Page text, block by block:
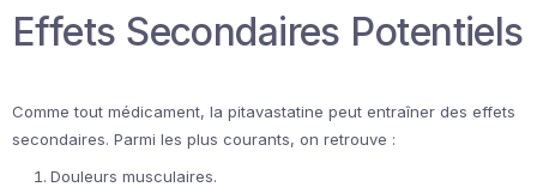
Effets Secondaires Potentiels
Comme tout médicament, la pitavastatine peut entraîner des effets
secondaires. Parmi les plus courants, on retrouve :
Douleurs musculaires.